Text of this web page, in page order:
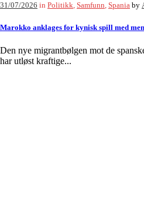
31/07/2026 in Politikk, Samfunn, Spania by
Marokko anklages for kynisk spill med
Den nye migrantbølgen mot de
har utløst kraftige...